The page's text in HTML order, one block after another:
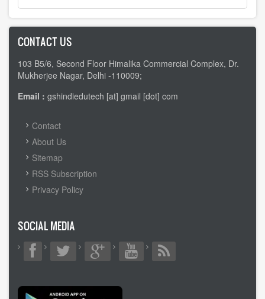
CONTACT US
103 B5/6, Second Floor Himalika Commercial Complex, Dr.
Mukherjee Nagar, Delhi -110009;
Email : gshindiedutech [at] gmail [dot] com
FOOTER
MENU
Contact
About Us
Sitemap
RSS Subscription
Privacy Policy
SOCIAL MEDIA